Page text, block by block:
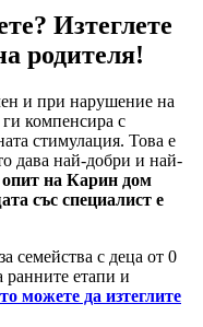
Изтеглете
родителя!
и при нарушение на
компенсира с
стимулация. Това е
дава най-добри и най-
на Карин дом
със специалист е
семейства с деца от 0
ранните етапи и
можете да изтеглите